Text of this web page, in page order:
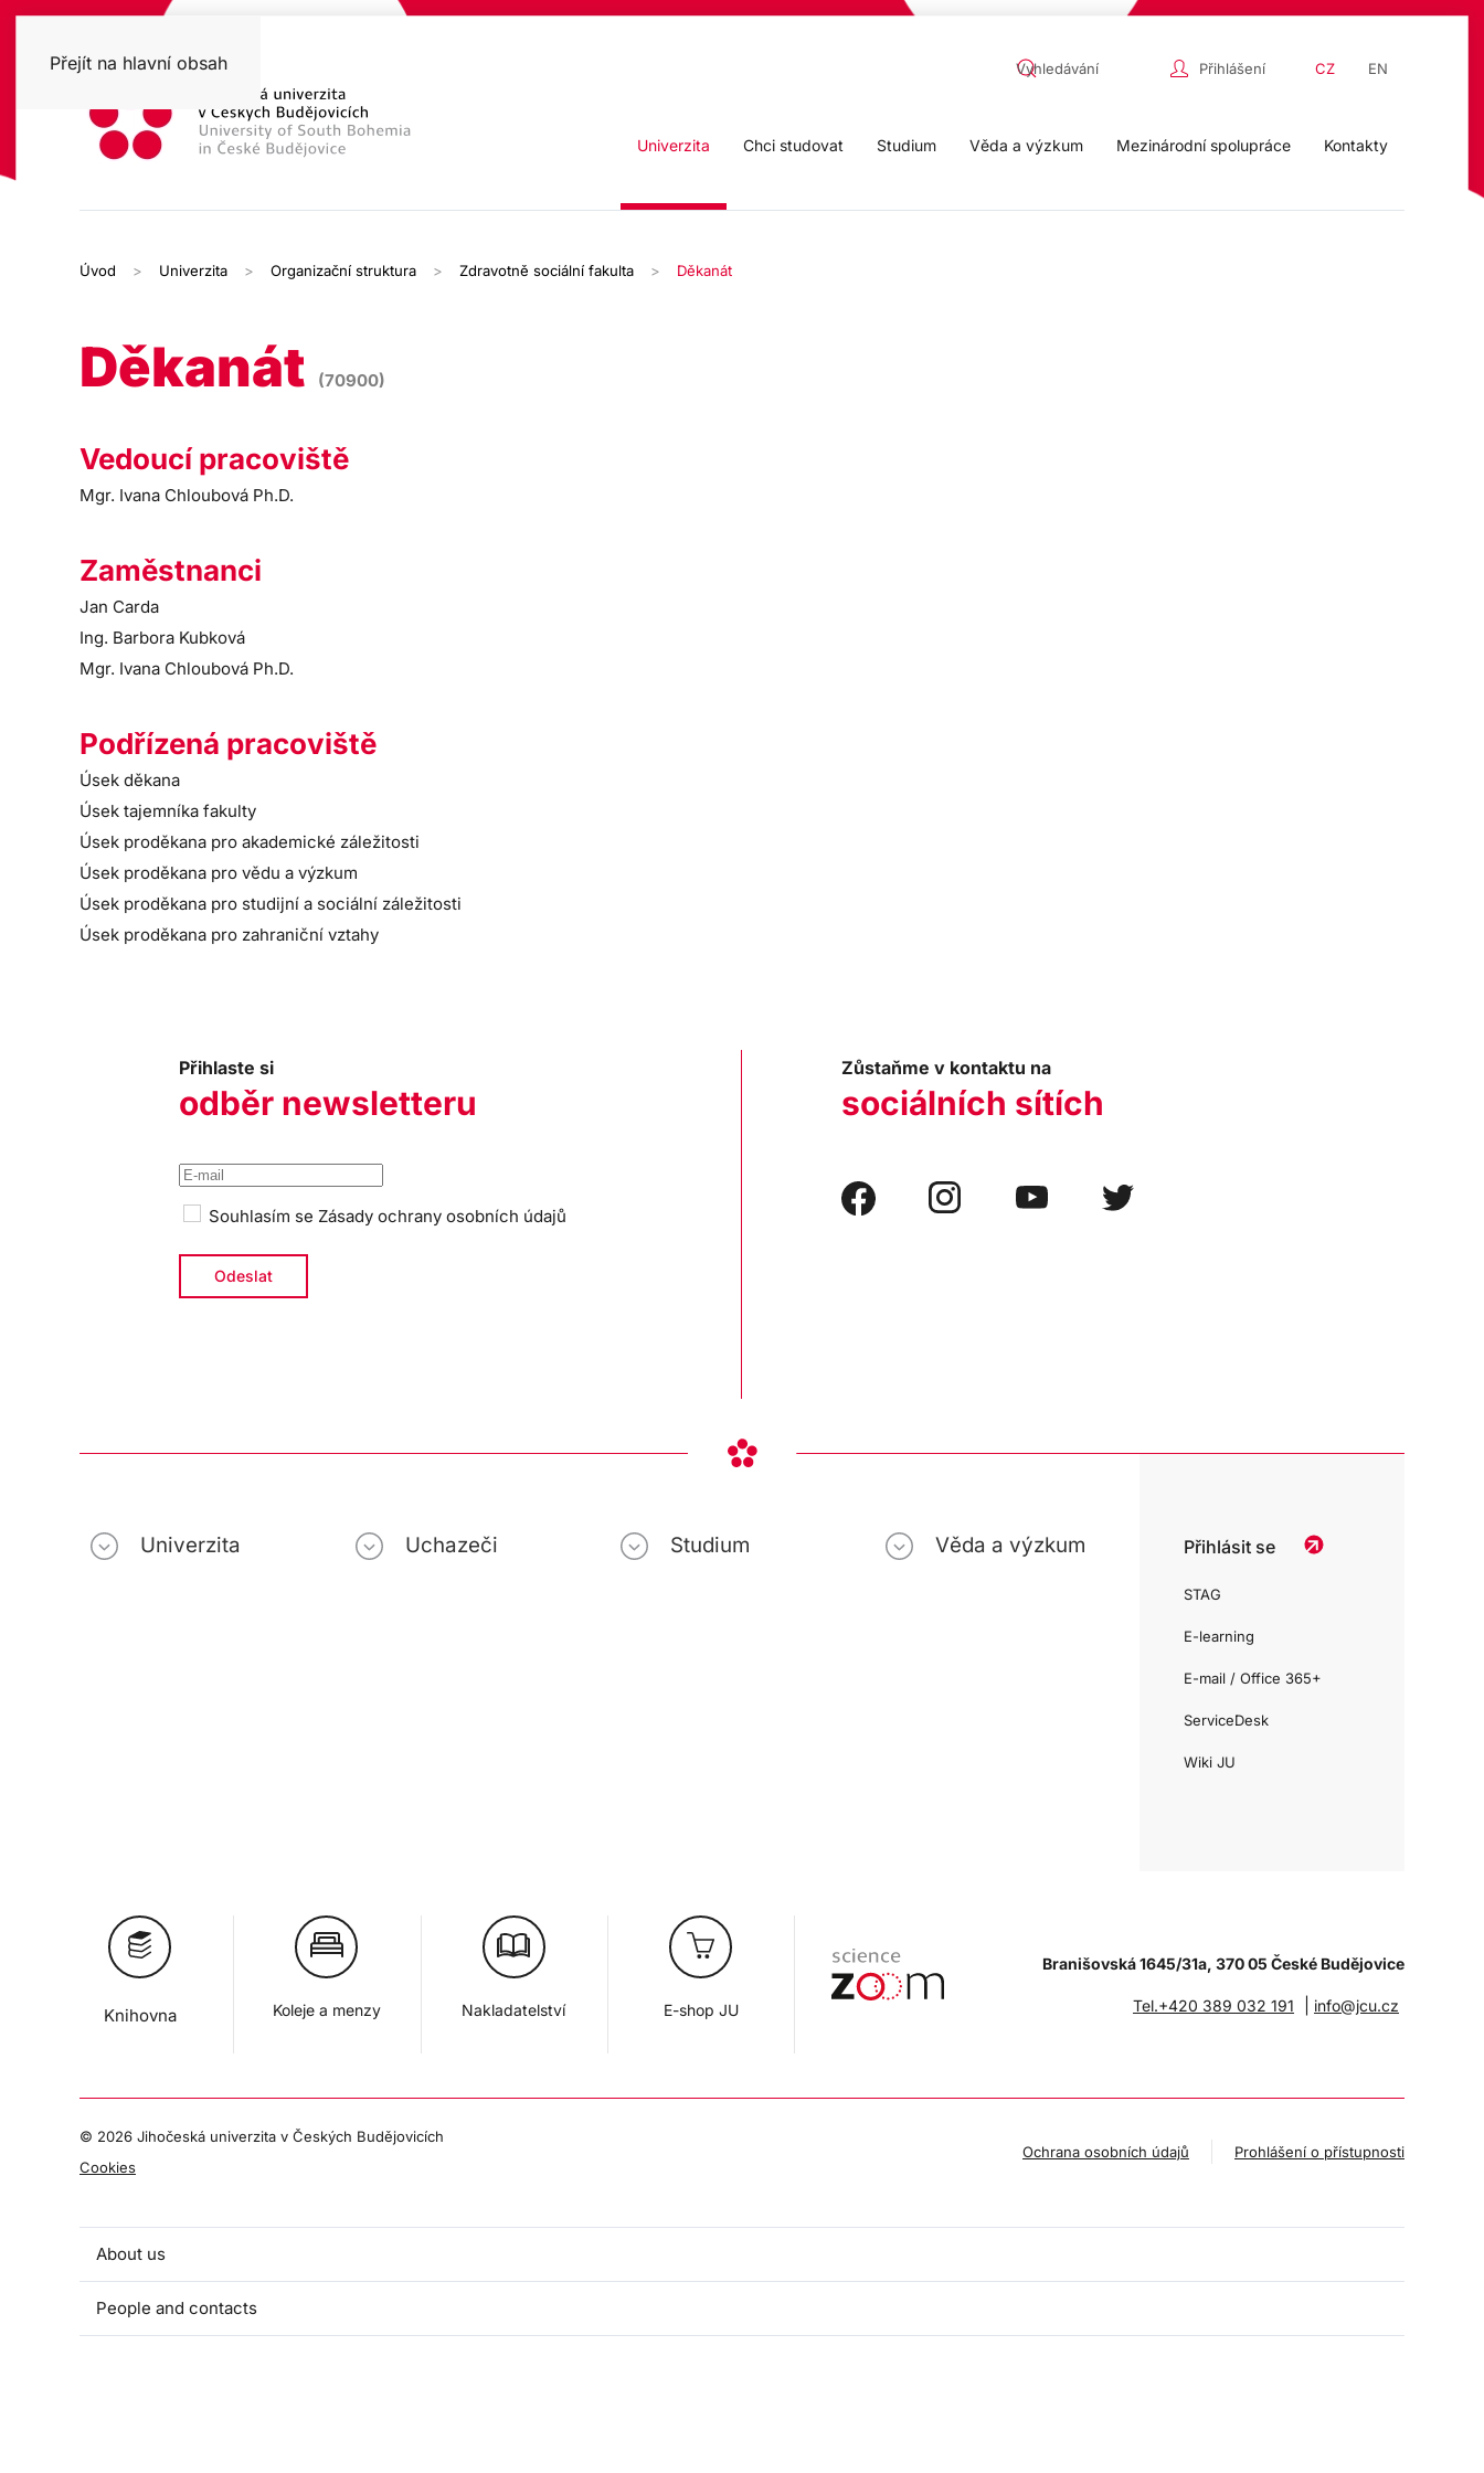
Přejít na hlavní obsah Přihlášení CZ EN
Univerzita Chci studovat Studium Věda a výzkum Mezinárodní spolupráce Kontakty
Úvod Univerzita Organizační struktura Zdravotně sociální fakulta Děkanát
Děkanát (70900)
Vedoucí pracoviště
Mgr. Ivana Chloubová Ph.D.
Zaměstnanci
Jan Carda
Ing. Barbora Kubková
Mgr. Ivana Chloubová Ph.D.
Podřízená pracoviště
Úsek děkana
Úsek tajemníka fakulty
Úsek proděkana pro akademické záležitosti
Úsek proděkana pro vědu a výzkum
Úsek proděkana pro studijní a sociální záležitosti
Úsek proděkana pro zahraniční vztahy
Přihlaste si
odběr newsletteru
Souhlasím se Zásady ochrany osobních údajů
Zůstaňme v kontaktu na
sociálních sítích
Univerzita Uchazeči Studium Věda a výzkum Přihlásit se
STAG
E-learning
E-mail / Office 365+
ServiceDesk
Wiki JU
Knihovna Koleje a menzy Nakladatelství E-shop JU
Branišovská 1645/31a, 370 05 České Budějovice
Tel.+420 389 032 191 info@jcu.cz
© 2026 Jihočeská univerzita v Českých Budějovicích
Cookies
Ochrana osobních údajů Prohlášení o přístupnosti
About us
People and contacts